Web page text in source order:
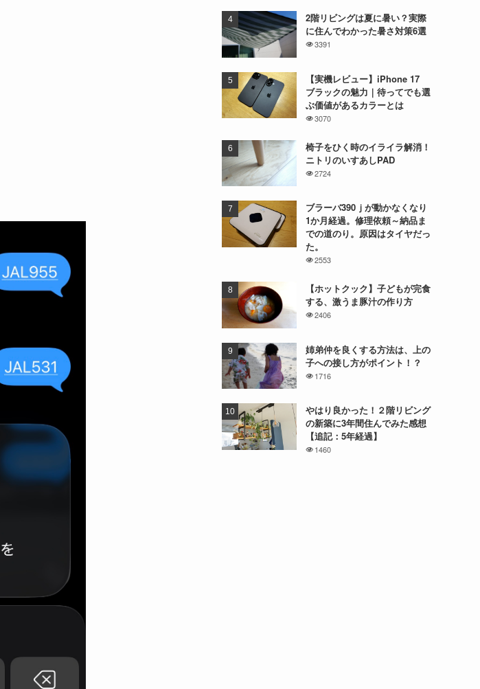
2階リビングは夏に暑い？実際
に住んでわかった暑さ対策6選
3391
【実機レビュー】iPhone 17
ブラックの魅力｜待ってでも選
ぶ価値があるカラーとは
3070
椅子をひく時のイライラ解消！
ニトリのいすあしPAD
2724
ブラーバ390ｊが動かなくなり
1か月経過。修理依頼～納品ま
での道のり。原因はタイヤだっ
た。
2553
【ホットクック】子どもが完食
する、激うま豚汁の作り方
2406
姉弟仲を良くする方法は、上の
子への接し方がポイント！？
1716
やはり良かった！２階リビング
の新築に3年間住んでみた感想
【追記：5年経過】
1460